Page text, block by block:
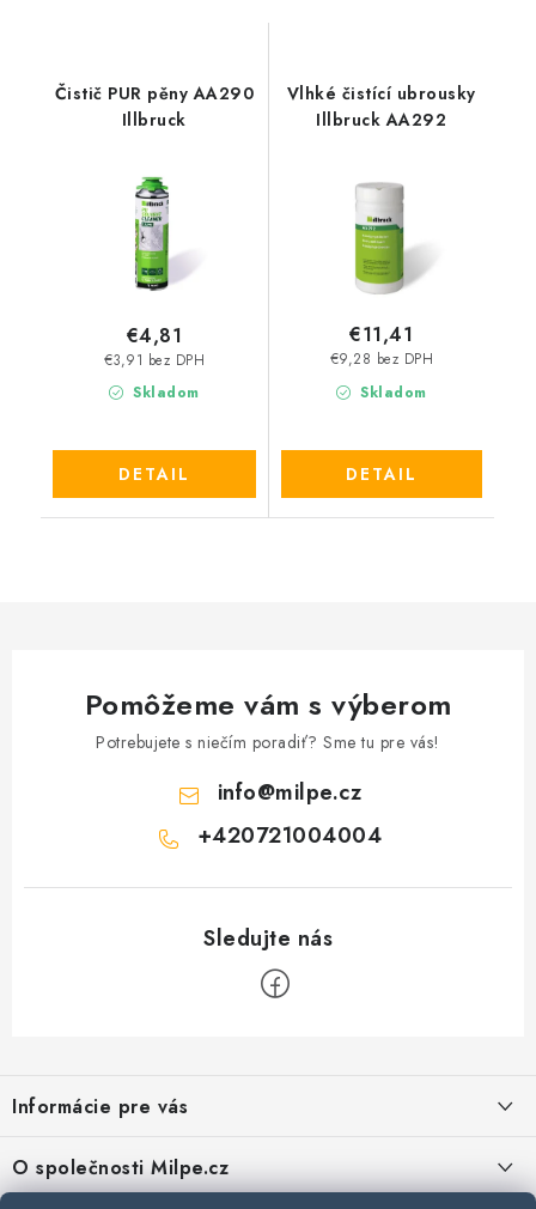
Čistič PUR pěny AA290
Illbruck
Skladom
€3,91 bez DPH
€4,81
DETAIL
Vlhké čistící ubrousky
Illbruck AA292
Skladom
€9,28 bez DPH
€11,41
DETAIL
Pomôžeme vám s výberom
Potrebujete s niečím poradiť? Sme tu pre vás!
info@milpe.cz
+420721004004
p
ä
t
Informácie pre vás
Zásady používania súborov cookie
O společnosti Milpe.cz